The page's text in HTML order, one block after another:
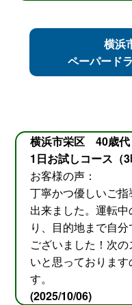
横浜
ペーパード
横浜市栄区 40歳
1日お試しコース（3
お客様の声：
丁寧かつ優しいご
出来ました。運転
り、目的地まで自
ございました！次
いと思っておりま
す。
(2025/10/06)